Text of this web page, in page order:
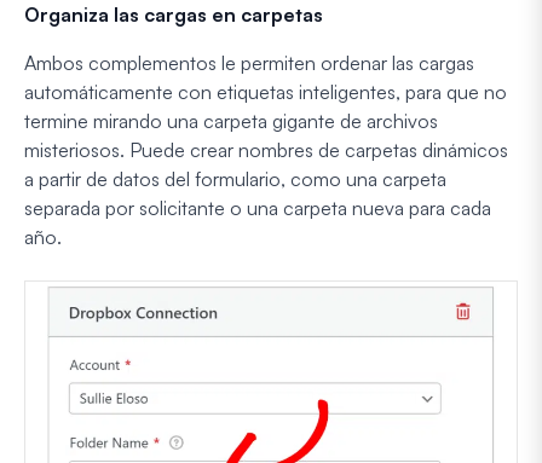
Organiza las cargas en carpetas
Ambos complementos le permiten ordenar las cargas
automáticamente con etiquetas inteligentes, para que no
termine mirando una carpeta gigante de archivos
misteriosos. Puede crear nombres de carpetas dinámicos
a partir de datos del formulario, como una carpeta
separada por solicitante o una carpeta nueva para cada
año.